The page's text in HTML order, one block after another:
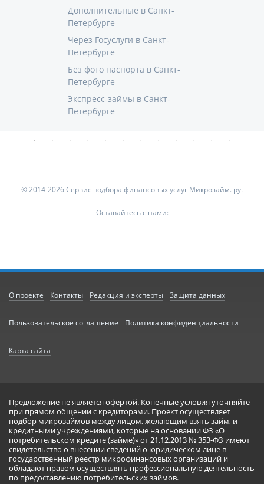
Дополнительные в Санкт-
Петербурге
Через Госуслуги в Санкт-
Петербурге
Без фото паспорта в Санкт-
Петербурге
Экспресс-займы в Санкт-
Петербурге
© 2014-2026 Сервис подбора финансовых услуг Микрозайм. ру.
Оставайтесь с нами:
О проекте Контакты Редакция и эксперты Защита данных
Пользовательское соглашение Политика конфиденциальности
Карта сайта
Предложение не является офертой. Конечные условия уточняйте
при прямом общении с кредиторами. Проект осуществляет
подбор микрозаймов между лицом, желающим взять займ, и
кредитными учреждениями, которые на основании ФЗ «О
потребительском кредите (займе)» от 21.12.2013 № 353-ФЗ имеют
свидетельство о внесении сведений о юридическом лице в
государственный реестр микрофинансовых организаций и
обладают правом осуществлять профессиональную деятельность
по предоставлению потребительских займов.